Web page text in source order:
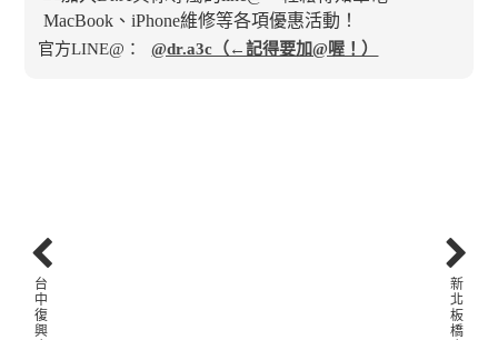
官方LINE@： @dr.a3c（←記得要加@喔！）
新
北
板
橋
台
中
復
興